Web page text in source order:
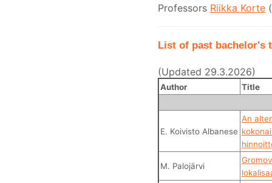
Professors Riikka Korte
List of past bachelor's
(Updated 29.3.2026)
Author Title
E. Koivisto Albanese
An
M. Palojärvi